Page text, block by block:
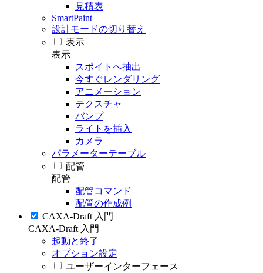
見積表
SmartPaint
設計モードの切り替え
表示
表示
スポイトへ抽出
今すぐレンダリング
アニメーション
テクスチャ
バンプ
ライトを挿入
カメラ
パラメーターテーブル
配管
配管
配管コマンド
配管の作成例
CAXA-Draft 入門
CAXA-Draft 入門
起動と終了
オプション設定
ユーザーインターフェース